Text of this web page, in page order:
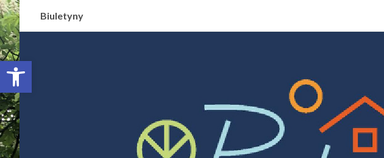
Otwórz pasek narzędzi
Biuletyny